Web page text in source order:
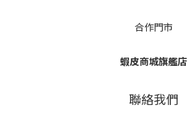
合作門市
蝦皮商城旗艦店
聯絡我們